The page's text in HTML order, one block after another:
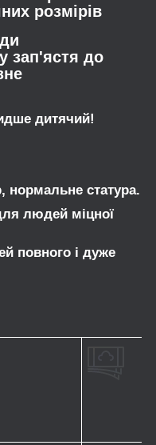
розмірів
зап'ястя до
дитячий!
нормальне статура.
людей міцної
повного і дуже